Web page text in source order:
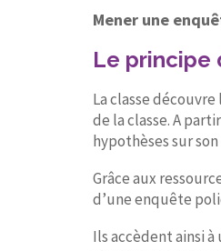
Mener une
Le principe
La classe
de la classe. A
hypothèses sur
Grâce aux
d’une enquête
Ils accèdent ainsi